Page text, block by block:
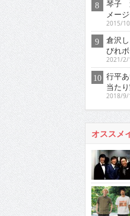
琴子
メー
2015/
倉沢
びれ
2021/2/
行平
当た
2018/9/
オススメ